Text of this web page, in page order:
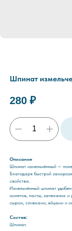
Шпинат
280 ₽
Описание
Шпинат измельчённый —
Благодаря быстрой
свойства.
Измельчённый шпинат удобен
омлетов, пасты, запеканок
сыром, сливками, яйцами и
Состав:
Шпинат.